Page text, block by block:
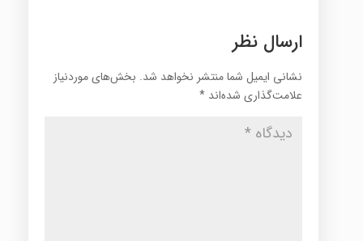
ارسال نظر
نشانی ایمیل شما منتشر نخواهد شد. بخش‌های موردنیاز
علامت‌گذاری شده‌اند *